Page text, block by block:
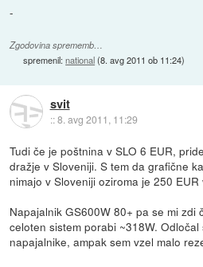
-
Zgodovina sprememb…
spremenil:national(8. avg 2011 ob 11:24)
svit
::8. avg 2011, 11:29
Tudi če je poštnina v SLO 6 EUR,
dražje v Sloveniji. S tem da grafične
nimajo v Sloveniji oziroma je 250 EUR
Napajalnik GS600W 80+ pa se mi zdi
celoten sistem porabi ~318W.
napajalnike, ampak sem vzel malo